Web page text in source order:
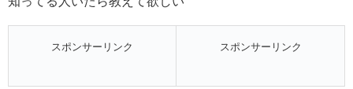
スポンサーリンク スポンサーリンク